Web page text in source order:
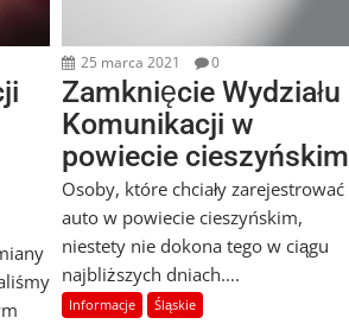
25 marca 2021 0
Zamknięcie Wydziału
Komunikacji w
powiecie cieszyńskim
Osoby, które chciały zarejestrować
auto w powiecie cieszyńskim,
niestety nie dokona tego w ciągu
najbliższych dniach....
Informacje Śląskie